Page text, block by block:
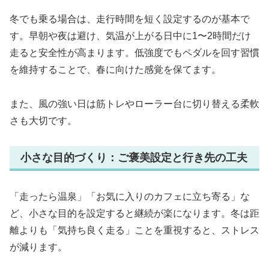
冬でも乗る場合は、走行時間を短く設定するのが基本で
す。早朝や夜は避け、気温が上がる日中に1〜2時間だけ
走ると安全性が高まります。低強度でもペダルを回す習慣
を維持することで、春に向けた感覚を保てます。
また、風の強い日は筋トレやローラー台に切り替える柔軟
さも大切です。
小さな目的づくり：ご褒美設定と行き先の工夫
「走ったら温泉」「お気に入りのカフェに立ち寄る」な
ど、小さな目的を設定すると継続が楽になります。冬は距
離よりも「気持ち良く走る」ことを重視すると、ストレス
が減ります。